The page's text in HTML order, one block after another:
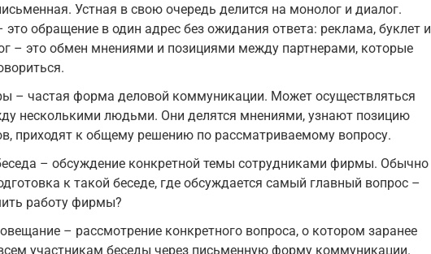
Устная в свою очередь делится на монолог и диалог.
это обращение в один адрес без ожидания ответа: реклама, буклет и
– это обмен мнениями и позициями между партнерами, которые
– частая форма деловой коммуникации. Может осуществляться
несколькими людьми. Они делятся мнениями, узнают позицию
приходят к общему решению по рассматриваемому вопросу.
– обсуждение конкретной темы сотрудниками фирмы. Обычно
к такой беседе, где обсуждается самый главный вопрос –
работу фирмы?
– рассмотрение конкретного вопроса, о котором заранее
участникам беседы через письменную форму коммуникации.